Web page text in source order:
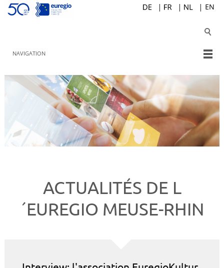
NAVIGATION
ACTUALITÉS DE L
´EUREGIO MEUSE-RHIN